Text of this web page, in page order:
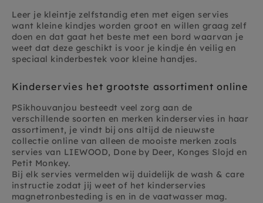
Leer je kleintje zelfstandig eten met eigen servies
want kleine kindjes worden groot en willen graag zelf
doen en dat gaat het beste met een bord waarvan je
weet dat deze geschikt is voor je kindje én veilig en
speciaal kinderbestek voor kleine handjes.
Kinderservies het grootste assortiment online
PSikhouvanjou besteedt veel zorg aan de
verschillende soorten en merken kinderservies in haar
assortiment, je vindt bij ons altijd de nieuwste
collectie online van alleen de mooiste merken zoals
servies van LIEWOOD, Done by Deer, Konges Slojd en
Petit Monkey.
Bij elk servies vermelden wij duidelijk de wash & care
instructie zodat jij weet of het kinderservies
magnetronbesteding is en in de vaatwasser mag.